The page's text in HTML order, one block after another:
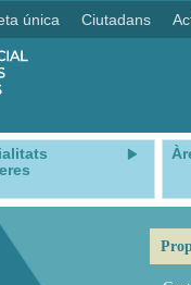
única Ciutadans